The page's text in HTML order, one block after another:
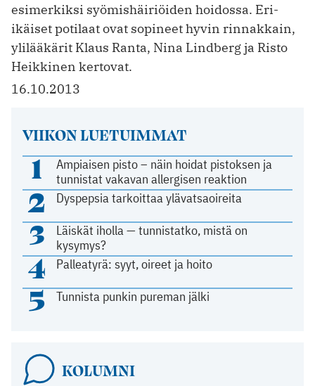
esimerkiksi syömis­häiriöiden hoidossa. Eri-
ikäiset potilaat ovat sopineet hyvin rinnakkain,
ylilääkärit Klaus Ranta, Nina Lindberg ja Risto
Heikkinen kertovat.
16.10.2013
VIIKON LUETUIMMAT
1
Ampiaisen pisto – näin hoidat pistoksen ja
tunnistat vakavan allergisen reaktion
2 Dyspepsia tarkoittaa ylävatsaoireita
3
Läiskät iholla — tunnistatko, mistä on
kysymys?
4 Palleatyrä: syyt, oireet ja hoito
5 Tunnista punkin pureman jälki
KOLUMNI